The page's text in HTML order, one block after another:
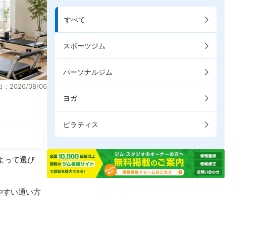
：2026/08/06
って選び
すい通い方
すべて
スポーツジム
パーソナルジム
ヨガ
ピラティス